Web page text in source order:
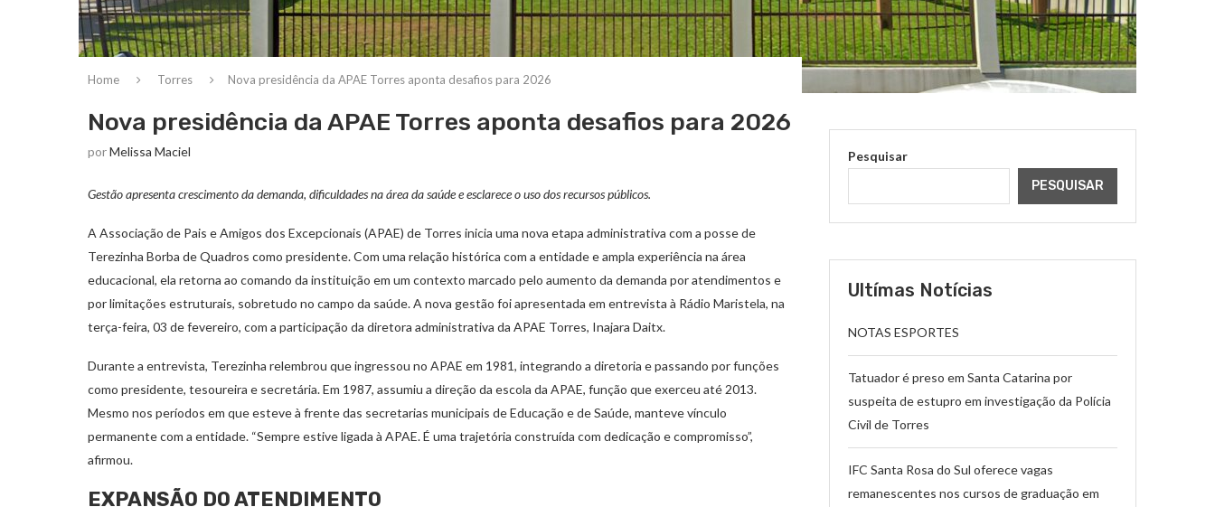
Home Torres Nova presidência da APAE Torres aponta desafios para 2026
Nova presidência da APAE Torres aponta desafios para 2026
porMelissa Maciel
Gestão apresenta crescimento da demanda, dificuldades na área da saúde e esclarece o uso dos recursos públicos.
A Associação de Pais e Amigos dos Excepcionais (APAE) de Torres inicia uma nova etapa administrativa com a posse de
Terezinha Borba de Quadros como presidente. Com uma relação histórica com a entidade e ampla experiência na área
educacional, ela retorna ao comando da instituição em um contexto marcado pelo aumento da demanda por atendimentos e
por limitações estruturais, sobretudo no campo da saúde. A nova gestão foi apresentada em entrevista à Rádio Maristela, na
terça-feira, 03 de fevereiro, com a participação da diretora administrativa da APAE Torres, Inajara Daitx.
Durante a entrevista, Terezinha relembrou que ingressou no APAE em 1981, integrando a diretoria e passando por funções
como presidente, tesoureira e secretária. Em 1987, assumiu a direção da escola da APAE, função que exerceu até 2013.
Mesmo nos períodos em que esteve à frente das secretarias municipais de Educação e de Saúde, manteve vínculo
permanente com a entidade. “Sempre estive ligada à APAE. É uma trajetória construída com dedicação e compromisso”,
afirmou.
EXPANSÃO DO ATENDIMENTO
Pesquisar
PESQUISAR
Ultímas Notícias
NOTAS ESPORTES
Tatuador é preso em Santa Catarina por
suspeita de estupro em investigação da Polícia
Civil de Torres
IFC Santa Rosa do Sul oferece vagas
remanescentes nos cursos de graduação em